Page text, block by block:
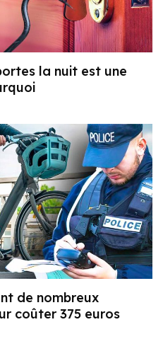
la nuit est une
de nombreux
coûter 375 euros